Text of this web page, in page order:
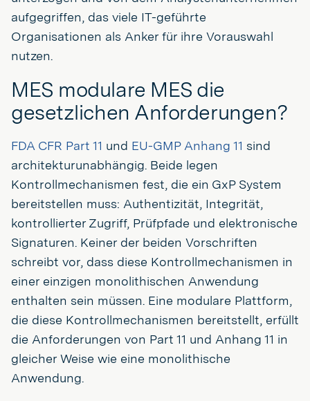
aufgegriffen, das viele IT-geführte
Organisationen als Anker für ihre Vorauswahl
nutzen.
MES modulare MES die
gesetzlichen Anforderungen?
FDA CFR Part 11 und EU-GMP Anhang 11 sind
architekturunabhängig. Beide legen
Kontrollmechanismen fest, die ein GxP System
bereitstellen muss: Authentizität, Integrität,
kontrollierter Zugriff, Prüfpfade und elektronische
Signaturen. Keiner der beiden Vorschriften
schreibt vor, dass diese Kontrollmechanismen in
einer einzigen monolithischen Anwendung
enthalten sein müssen. Eine modulare Plattform,
die diese Kontrollmechanismen bereitstellt, erfüllt
die Anforderungen von Part 11 und Anhang 11 in
gleicher Weise wie eine monolithische
Anwendung.